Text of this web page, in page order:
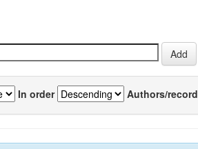
In order Authors/record